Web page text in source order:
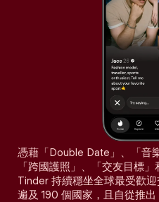
憑藉「Double Date」、「音
「跨國護照」、「交友目標
Tinder 持續穩坐全球最受歡
遍及 190 個國家，且自從推